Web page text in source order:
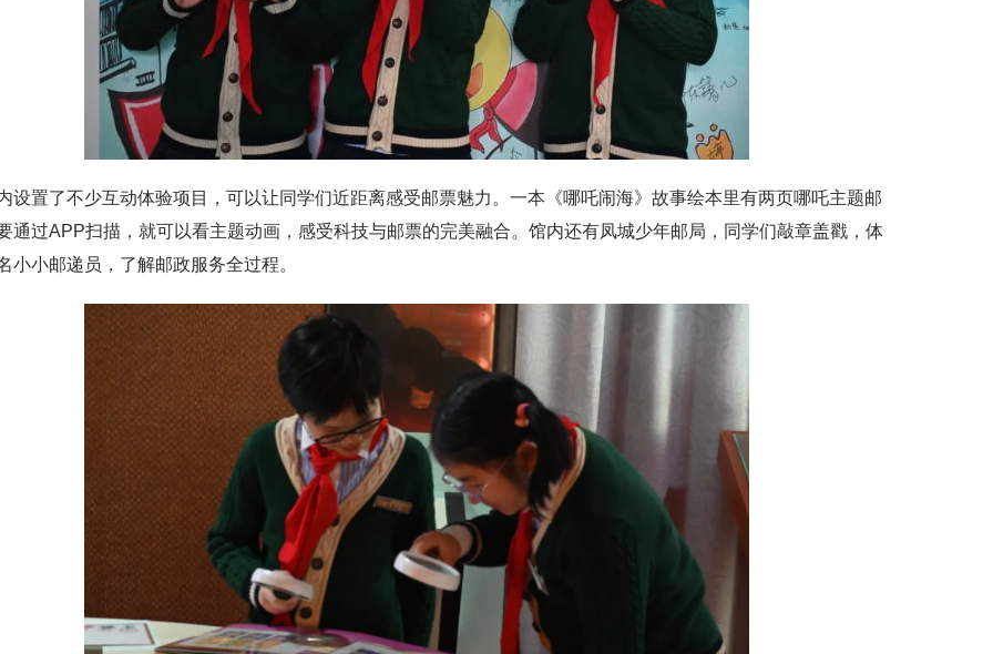
了不少互动体验项目，可以让同学们近距离感受邮票魅力。一本《哪吒闹海》故事绘本里有两页哪吒主题邮
通过APP扫描，就可以看主题动画，感受科技与邮票的完美融合。馆内还有凤城少年邮局，同学们敲章盖戳，体
小小邮递员，了解邮政服务全过程。